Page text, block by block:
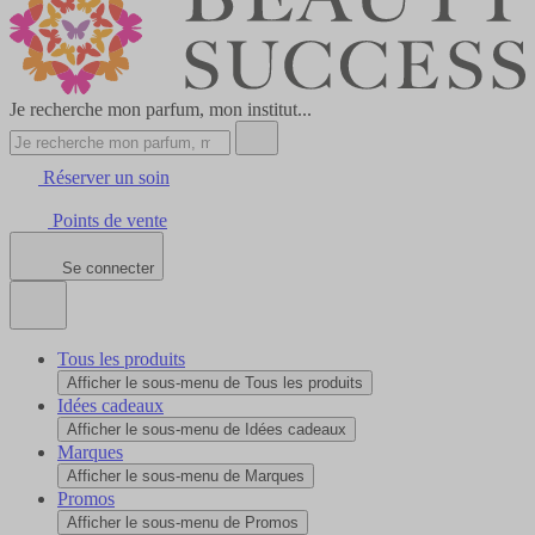
Je recherche mon parfum, mon institut...
Réserver un soin
Points de vente
Se connecter
Tous les produits
Afficher le sous-menu de Tous les produits
Idées cadeaux
Afficher le sous-menu de Idées cadeaux
Marques
Afficher le sous-menu de Marques
Promos
Afficher le sous-menu de Promos